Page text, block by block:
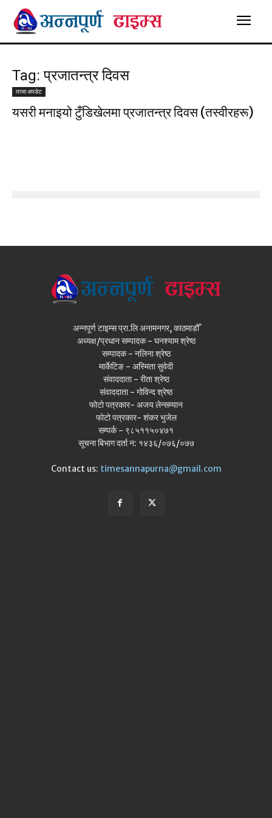
Tag: प्रजातन्त्र दिवस
ताजा अपडेट
यसरी मनाइयो टुँडिखेलमा प्रजातन्त्र दिवस (तस्वीरहरू)
अन्नपूर्ण टाइम्स प्रा.लि अनामनगर, काठमाडौँ
अध्यक्ष/प्रधान सम्पादक - घनश्याम श्रेष्ठ
सम्पादक - नलिना श्रेष्ठ
मार्केटिङ - अस्मिता सुवेदी
संवाददाता - रीता श्रेष्ठ
संवाददाता - गोविन्द श्रेष्ठ
फोटो पत्रकार- अजय लेन्सम्यान
फोटो पत्रकार- शंकर भुजेल
सम्पर्क - ९८५११५०४७१
सूचना बिभाग दर्ता न: १४३६/०७६/०७७
Contact us: timesannapurna@gmail.com